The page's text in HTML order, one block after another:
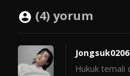
(4) yorum
Jongsuk0206
Hukuk temali